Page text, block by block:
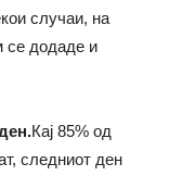
случаи, на
се додаде и
Кај 85% од
следниот ден